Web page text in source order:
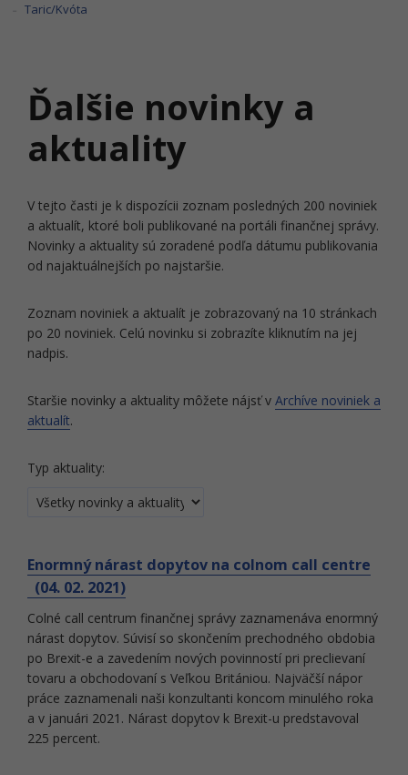
Taric/Kvóta
Ďalšie novinky a
aktuality
V tejto časti je k dispozícii zoznam posledných 200 noviniek
a aktualít, ktoré boli publikované na portáli finančnej správy.
Novinky a aktuality sú zoradené podľa dátumu publikovania
od najaktuálnejších po najstaršie.
Zoznam noviniek a aktualít je zobrazovaný na 10 stránkach
po 20 noviniek. Celú novinku si zobrazíte kliknutím na jej
nadpis.
Staršie novinky a aktuality môžete nájsť v Archíve noviniek a
aktualít.
Typ aktuality:
Enormný nárast dopytov na colnom call centre
(04. 02. 2021)
Colné call centrum finančnej správy zaznamenáva enormný
nárast dopytov. Súvisí so skončením prechodného obdobia
po Brexit-e a zavedením nových povinností pri preclievaní
tovaru a obchodovaní s Veľkou Britániou. Najväčší nápor
práce zaznamenali naši konzultanti koncom minulého roka
a v januári 2021. Nárast dopytov k Brexit-u predstavoval
225 percent.